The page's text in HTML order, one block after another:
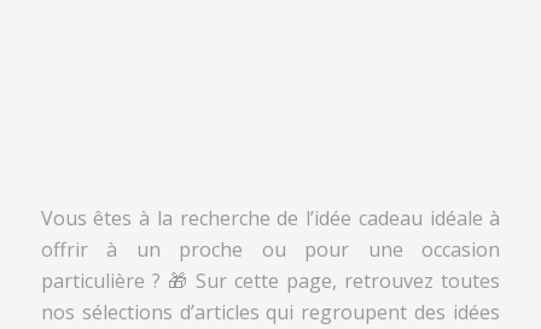
Vous êtes à la recherche de l’idée cadeau idéale à
offrir à un proche ou pour une occasion
particulière ? 🎁 Sur cette page, retrouvez toutes
nos sélections d’articles qui regroupent des idées